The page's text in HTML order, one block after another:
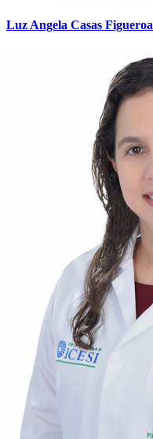
Luz Angela Casas Figueroa